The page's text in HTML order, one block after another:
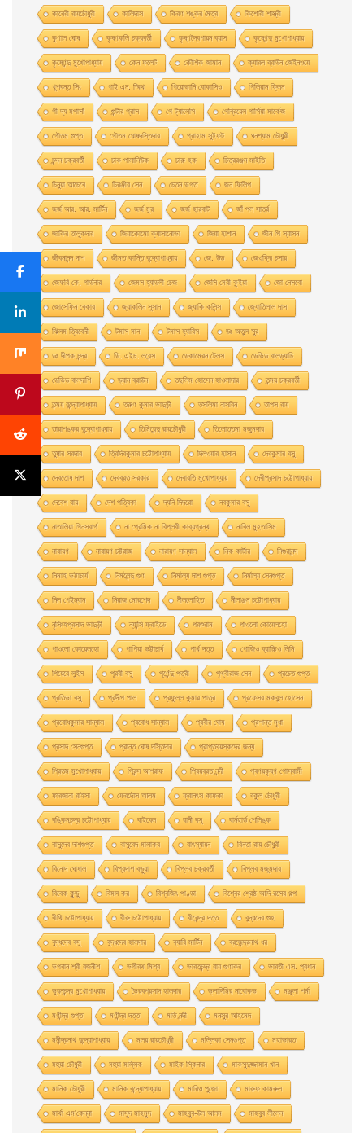
কাবেরী রায়চৌধুরী কালিদাস কিরণ শঙ্কর মৈত্র কিশোরী শাস্ত্রী
কুণাল ঘোষ কৃষ্ণকলি চক্রবর্তী কৃষ্ণদ্বৈপায়ন ব্যাস কৃষ্ণেন্দু মুখােপাধ্যায়
কৃষ্ণেন্দু মুখোপাধ্যায় কেন ফলেট কৌশিক জামান ক্যারল ব্রাউন জেইনওয়ে
খুশবন্ত সিং গাই এন. স্মিথ গিয়ােভানি বােকাসিও গিলিয়ান ফ্লিন
গী দ্য মপাসাঁ গুন্টার গ্রাস গে ট্যালেসি গেব্রিয়েল গার্সিয়া মার্কেজ
গৌতম গুপ্ত গৌতম ঘোষদস্তিদার গ্রাহাম সুইফট ঘনশ্যাম চৌধুরী
চন্দন চক্রবর্তী চাক পালানিউক চারু হক চিত্ররঞ্জন মাইতি
চিনুয়া আচেবে চিরঞ্জীব সেন চেতন ভগত জন ফিলিপ
জর্জ আর. আর. মার্টিন জর্জ মুর জর্জ হারবাট জাঁ পল সার্ত্র
জাকির তালুকদার জিয়াকোমাে ক্যাসানােভা জিয়া হাশান জীন পি স্যাসন
জীবনানন্দ দাশ জীমত কান্তি বন্দ্যোপাধ্যায় জে. উড জেওফ্রি চসার
জেফরি কে. গার্ডনার জেমস হ্যাডলী চেজ জেসি মেরী কুইয়া জো নেসবো
জোসেফিন বেকার জ্যাকলিন সুসান জ্যাকি কলিন্স জ্যোতিলাল দাস
ঝিলম ত্রিবেদী টমাস মান টমাস হ্যারিস ডঃ অতুল সুর
ডঃ দীপক চন্দ্র ডি. এইচ. লরেন্স ডেকামেরন টেলস ডেভিড বালড্যাচি
ডেভিড বালদাশি ড্যান ব্রাউন তছলিম হোসেন হাওলাদার তন্ময় চক্রবর্তী
তন্ময় বন্দ্যোপাধ্যায় তরুণ কুমার ভাদুড়ী তসলিমা নাসরিন তাপস রায়
তারাশঙ্কর বন্দ্যোপাধ্যায় তিমিরেন্দু রায়চৌধুরী তিলোত্তমা মজুমদার
তুষার সরদার ত্রিদিবকুমার চট্টোপাধ্যায় দিলওয়ার হাসান দেবকুমার বসু
দেবতোষ দাশ দেবব্রত সরকার দেবারতি মুখােপাধ্যায় দেবীপ্রসাদ চট্টোপাধ্যায়
দেবেশ রায় দেশ পত্রিকা দ্যনি দিদরো নবকুমার বসু
নাতালিয়া গিনসবার্গ না প্রেমিক না বিপ্লবী কাব্যগ্রন্থ নাবিল মুহতাসিম
নারায়ণ নারায়ণ চট্টরাজ নারায়ণ সান্যাল নিক কার্টার নিগুরানন্দ
নিমাই ভট্টাচার্য নির্মলেন্দু গুণ নির্মাল্য দাশ গুপ্ত নির্মাল্য সেনগুপ্ত
নিল গেইম্যান নিয়াজ মোরশেদ নীললােহিত নীলাঞ্জন চট্টোপাধ্যায়
নৃসিংহপ্রসাদ ভাদুড়ী ন্যান্সি ফ্রাইডে পরশুরাম পাওলাে কোয়েলহাে
পাওলাে কোয়েলহো পাপিয়া ভট্টাচার্য পার্থ দত্ত পােজিও ব্রাচ্চিও লিনি
পিয়েরে লুইস পূরবী বসু পূর্ণেন্দু পত্রী পৃথ্বীরাজ সেন প্রচেত গুপ্ত
প্রতিভা বসু প্রদীপ পাল প্রফুল্ল কুমার পাত্র প্রফেসর মকবুল হােসেন
প্রবােধকুমার সান্যাল প্রবােধ সান্যাল প্রবীর ঘােষ প্রশান্ত মৃধা
প্রসাদ সেনগুপ্ত প্রান্ত ঘোষ দস্তিদার প্রাপ্তবয়স্কদের জন্য
প্রিতম মুখোপাধ্যায় প্রিন্স আশরাফ প্রিয়ব্রত নন্দী প্ৰণয়কৃষ্ণ গোস্বামী
ফারজানা রাইসা ফেরদৌস আলম ফ্রানৎস কাফকা বকুল চৌধুরী
বঙ্কিমচন্দ্র চট্টোপাধ্যায় বাইবেল বানী বসু বার্নহার্ড শেলিঙ্ক
বাসুদেব দাশগুপ্ত বাসুবেদ মালাকর বাৎস্যায়ন বিনতা রায় চৌধুরী
বিনোদ ঘোষাল বিপ্রদাশ বড়ুয়া বিপ্লব চক্রবর্তী বিপ্লব মজুমদার
বিবেক কুন্ডু বিমল কর বিশ্বজিৎ পাণ্ডা বিশ্বের শ্রেষ্ঠ আদি-রসের গল্প
বীথি চট্টোপাধ্যায় বীরু চট্টোপাধ্যায় বীরেন্দ্র দত্ত বুদ্ধদেব গুহ
বুদ্ধদেব বসু বুদ্ধদেব হালদার ব্যারি মার্টিন ব্রজেন্দ্রনাথ ধর
ভগবান শ্রী রজনীশ ভগীরথ মিশ্র ভারতচন্দ্র রায় গুণাকর ভারতী এস. প্রধান
ভুবনচন্দ্র মুখোপাধ্যায় ভৈরবপ্রসাদ হালদার ভ্লাদিমির নাবোকভ মঞ্জুলা শর্মা
মণীন্দ্র গুপ্ত মণীন্দ্র দত্ত মতি নন্দী মনসুর আহমেদ
মনীন্দ্রনাথ বন্দ্যোপাধ্যায় মলয় রায়চৌধুরী মল্লিকা সেনগুপ্ত মহাভারত
মহুয়া চৌধুরী মহুয়া মল্লিক মাইক স্কিনার মাকসুদুজ্জামান খান
মানিক চৌধুরী মানিক বন্দ্যোপাধ্যায় মারিও পুজো মারুফ কামরুল
মার্থা এম'কেন্না মাসুদ মাহমুদ মাহবুব-উল আলম মাহবুব লীলেন